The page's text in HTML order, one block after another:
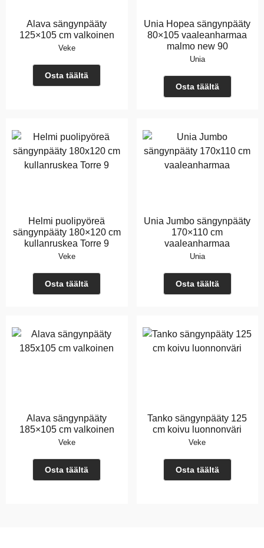
Alava sängynpääty
125×105 cm valkoinen
Veke
Osta täältä
Unia Hopea sängynpääty
80×105 vaaleanharmaa
malmo new 90
Unia
Osta täältä
Helmi puolipyöreä
sängynpääty 180×120 cm
kullanruskea Torre 9
Veke
Osta täältä
Unia Jumbo sängynpääty
170×110 cm
vaaleanharmaa
Unia
Osta täältä
Alava sängynpääty
185×105 cm valkoinen
Veke
Osta täältä
Tanko sängynpääty 125
cm koivu luonnonväri
Veke
Osta täältä